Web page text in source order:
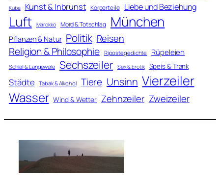
Kuba Kunst & Inbrunst Körperteile Liebe und Beziehung
Luft Marokko Mord & Totschlag München
Pflanzen & Natur Politik Reisen
Religion & Philosophie Ripostegedichte Rüpeleien
Schlaf & Langeweile Sechszeiler Sex & Erotik Speis & Trank
Städte Tabak & Alkohol Tiere Unsinn Vierzeiler
Wasser Wind & Wetter Zehnzeiler Zweizeiler